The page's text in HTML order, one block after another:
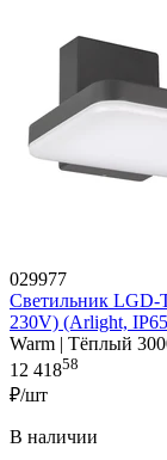
029977
Светильник LGD-
230V) (Arlight,
Warm | Тёплый
12 41858
₽/шт
В наличии